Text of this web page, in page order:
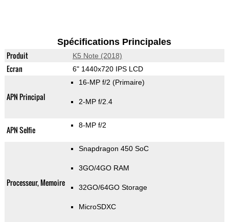
Spécifications Principales
Produit K5 Note (2018)
Ecran 6" 1440x720 IPS LCD
APN Principal
16-MP f/2 (Primaire)
2-MP f/2.4
APN Selfie 8-MP f/2
Processeur, Memoire
Snapdragon 450 SoC
3GO/4GO RAM
32GO/64GO Storage
MicroSDXC